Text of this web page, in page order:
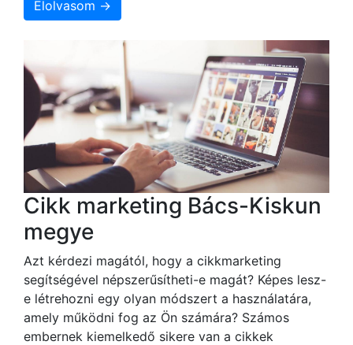
Elolvasom →
Cikk marketing Bács-Kiskun
megye
Azt kérdezi magától, hogy a cikkmarketing
segítségével népszerűsítheti-e magát? Képes lesz-
e létrehozni egy olyan módszert a használatára,
amely működni fog az Ön számára? Számos
embernek kiemelkedő sikere van a cikkek